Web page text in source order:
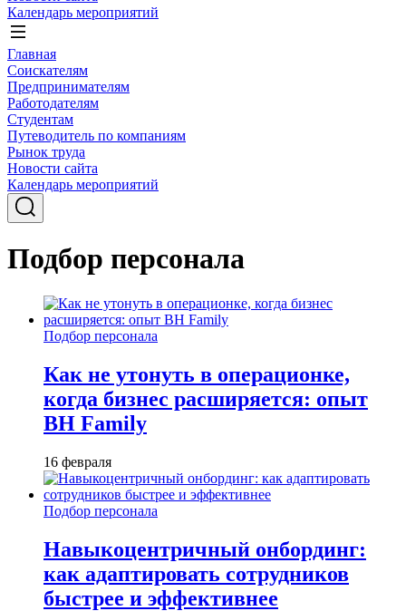
Календарь мероприятий
Главная
Соискателям
Предпринимателям
Работодателям
Студентам
Путеводитель по компаниям
Рынок труда
Новости сайта
Календарь мероприятий
Подбор персонала
Подбор персонала
Как не утонуть в операционке,
когда бизнес расширяется: опыт
BH Family
16 февраля
Подбор персонала
Навыкоцентричный онбординг:
как адаптировать сотрудников
быстрее и эффективнее